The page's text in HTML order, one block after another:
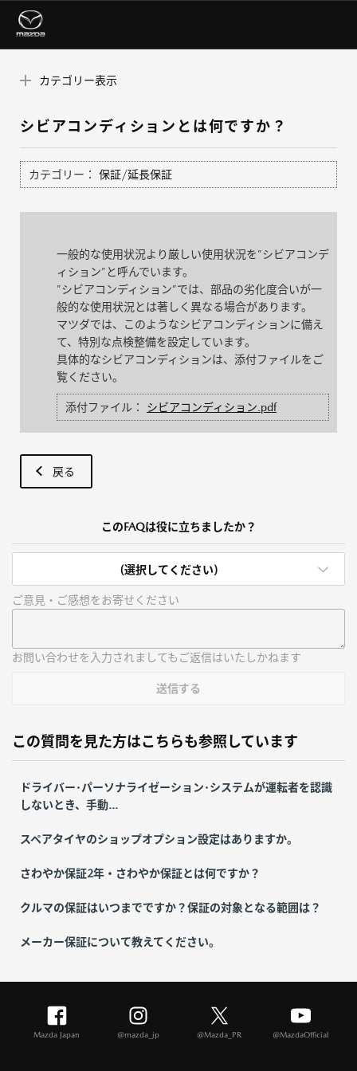
カテゴリー表示
シビアコンディションとは何ですか？
カテゴリー： 保証/延長保証
一般的な使用状況より厳しい使用状況を”シビアコンデ
ィション”と呼んでいます。
”シビアコンディション”では、部品の劣化度合いが一
般的な使用状況とは著しく異なる場合があります。
マツダでは、このようなシビアコンディションに備え
て、特別な点検整備を設定しています。
具体的なシビアコンディションは、添付ファイルをご
覧ください。
添付ファイル： シビアコンディション.pdf
戻る
このFAQは役に立ちましたか？
(選択してください)
ご意見・ご感想をお寄せください
お問い合わせを入力されましてもご返信はいたしかねます
送信する
この質問を見た方はこちらも参照しています
ドライバー･パーソナライゼーション･システムが運転者を認識
しないとき、手動...
スペアタイヤのショップオプション設定はありますか。
さわやか保証2年・さわやか保証とは何ですか？
クルマの保証はいつまでですか？保証の対象となる範囲は？
メーカー保証について教えてください。
Mazda Japan @mazda_jp @Mazda_PR @MazdaOfficial